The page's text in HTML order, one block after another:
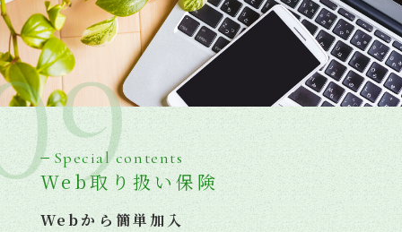
Special contents
Web取り扱い保険
Webから簡単加入